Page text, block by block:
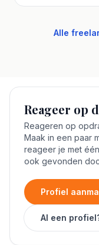
Alle
Reageer op
Reageren op
Maak in een paar
reageer je met
ook gevonden
Profiel
Al een